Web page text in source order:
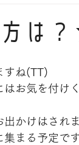
は
すね(TT)
お気を付け
かけはされ
集まる予定で